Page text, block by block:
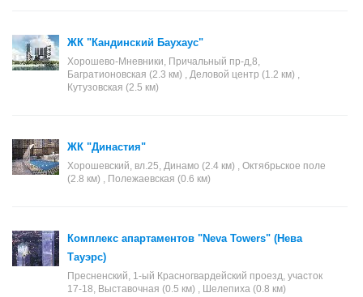
ЖК "Кандинский Баухаус"
Хорошево-Мневники, Причальный пр-д,8,
Багратионовская (2.3 км) , Деловой центр (1.2 км) ,
Кутузовская (2.5 км)
ЖК "Династия"
Хорошевский, вл.25, Динамо (2.4 км) , Октябрьское поле
(2.8 км) , Полежаевская (0.6 км)
Комплекс апартаментов "Neva Towers" (Нева
Тауэрс)
Пресненский, 1-ый Красногвардейский проезд, участок
17-18, Выставочная (0.5 км) , Шелепиха (0.8 км)